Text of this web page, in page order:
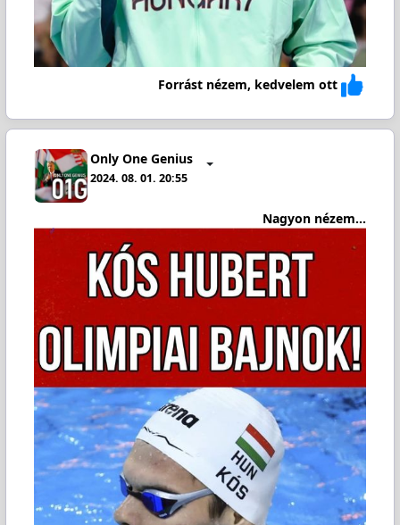
Forrást nézem, kedvelem ott
Only One Genius
2024. 08. 01. 20:55
Nagyon nézem...